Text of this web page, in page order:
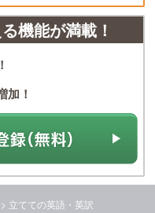
機能が満載！
加！
> 立てての英語・英訳